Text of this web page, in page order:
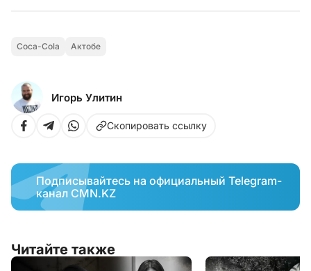
Coca-Cola Актобе
Игорь Улитин
Скопировать ссылку
Подписывайтесь на официальный Telegram-
канал CMN.KZ
Читайте также